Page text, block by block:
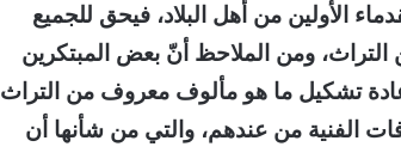
الأولين من أهل البلاد، فيحق للجميع
ومن الملاحظ أنّ بعض المبتكرين
إعادة تشكيل ما هو مألوف معروف من التراث
الفنية من عندهم، والتي من شأنها أن